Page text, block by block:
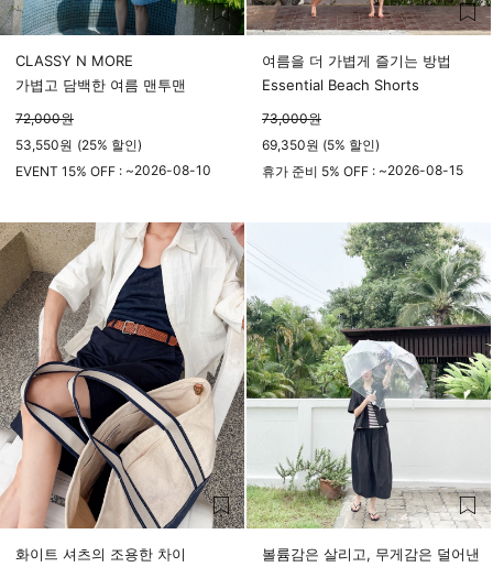
CLASSY N MORE
가볍고 담백한 여름 맨투맨
72,000원
53,550원 (25% 할인)
EVENT 15% OFF : ~2026-08-10
여름을 더 가볍게 즐기는 방법
Essential Beach Shorts
73,000원
69,350원 (5% 할인)
휴가 준비 5% OFF : ~2026-08-15
화이트 셔츠의 조용한 차이
볼륨감은 살리고, 무게감은 덜어낸